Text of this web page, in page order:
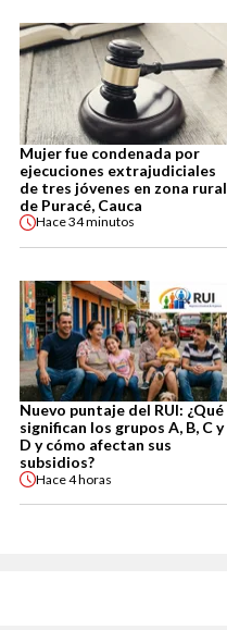
Mujer fue condenada por
ejecuciones extrajudiciales
de tres jóvenes en zona rural
de Puracé, Cauca
Hace34 minutos
Nuevo puntaje del RUI: ¿Qué
significan los grupos A, B, C y
D y cómo afectan sus
subsidios?
Hace4 horas